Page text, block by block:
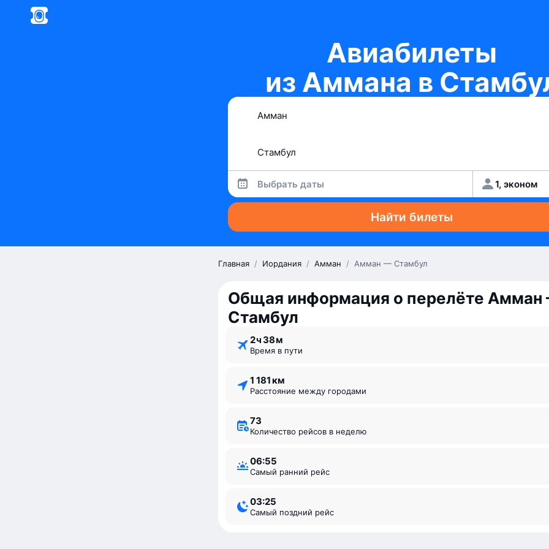
Авиабилеты
из Аммана в
Выбрать даты 1, эконом
Найти билеты
Главная / Иордания / Амман / Амман — Стамбул
Общая информация о перелёте
Стамбул
2 ⁠ч 38 ⁠м
Время в пути
1 181 км
Расстояние между городами
73
Количество рейсов в неделю
06:55
Самый ранний рейс
03:25
Самый поздний рейс